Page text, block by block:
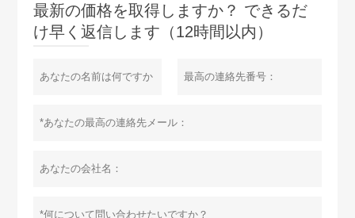
最新の価格を取得しますか？ できるだ
け早く返信します（12時間以内）